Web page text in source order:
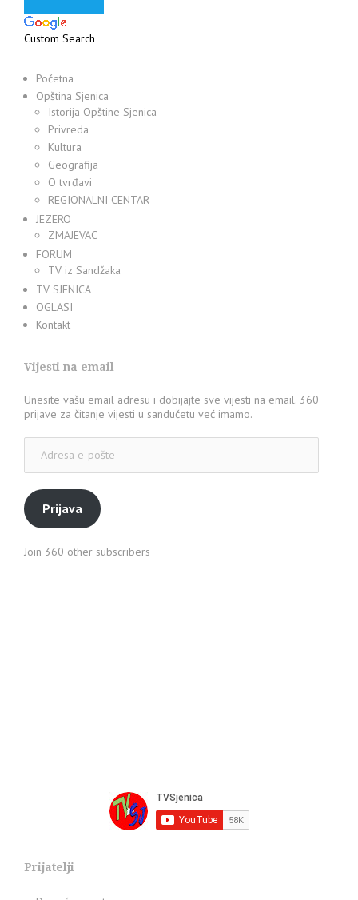
Custom Search
Početna
Opština Sjenica
Istorija Opštine Sjenica
Privreda
Kultura
Geografija
O tvrđavi
REGIONALNI CENTAR
JEZERO
ZMAJEVAC
FORUM
TV iz Sandžaka
TV SJENICA
OGLASI
Kontakt
Vijesti na email
Unesite vašu email adresu i dobijajte sve vijesti na email. 360
prijave za čitanje vijesti u sandučetu već imamo.
pošte
Prijava
Join 360 other subscribers
Prijatelji